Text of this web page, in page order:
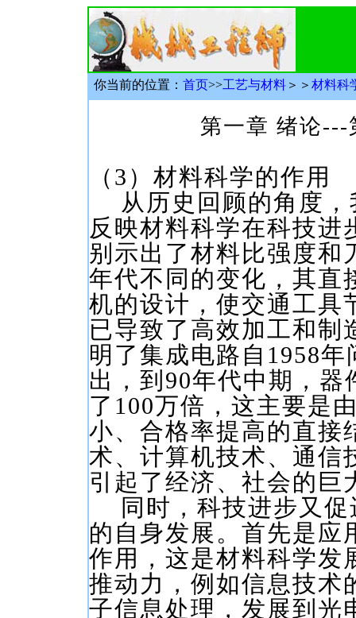
你当前的位置： 首页>>工艺与材料 ＞＞ 材料科
第一章 绪论---
（3）材料科学的作用
从历史回顾的角度，
反映材料科学在科技进
别示出了材料比强度和
年代不同的变化，其直
机的设计，使交通工具
已导致了高效加工和制
明了集成电路自1958
出，到90年代中期，
了100万倍，这主要是
小、合格率提高的直接
术、计算机技术、通信
引起了经济、社会的巨
同时，科技进步又促
的自身发展。首先是应
作用，这是材料科学发
推动力，例如信息技术
子信息处理，发展到光